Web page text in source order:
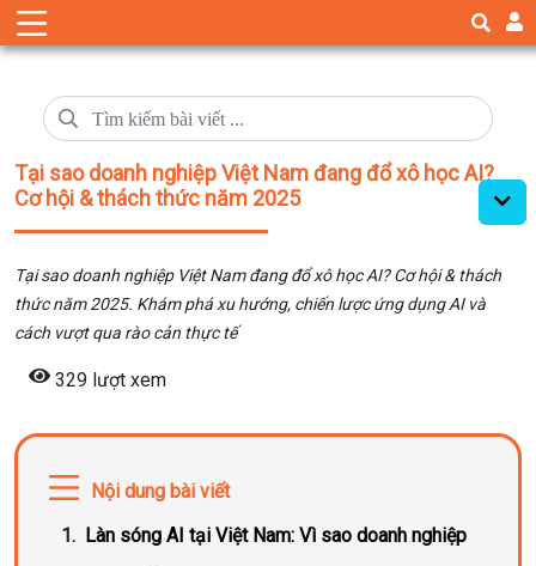
Tại sao doanh nghiệp Việt Nam đang đổ xô học AI?
Cơ hội & thách thức năm 2025
Tại sao doanh nghiệp Việt Nam đang đổ xô học AI? Cơ hội & thách
thức năm 2025. Khám phá xu hướng, chiến lược ứng dụng AI và
cách vượt qua rào cản thực tế
329 lượt xem
Nội dung bài viết
Làn sóng AI tại Việt Nam: Vì sao doanh nghiệp